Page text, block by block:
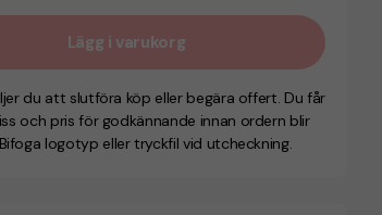
Lägg i varukorg
du att slutföra köp eller begära offert. Du får
och pris för godkännande innan ordern blir
logotyp eller tryckfil vid utcheckning.